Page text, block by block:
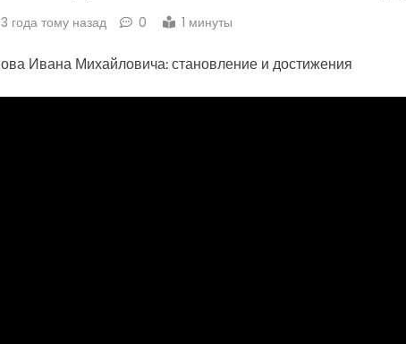
3 года тому назад 0 1 минуты